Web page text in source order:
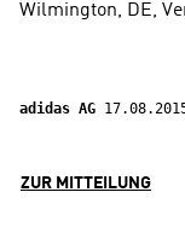
Wilmington, DE,
adidas AG
ZUR MITTEILUNG